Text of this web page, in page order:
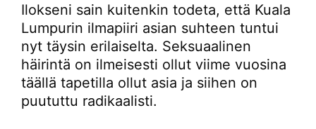
Ilokseni sain kuitenkin todeta, että Kuala
Lumpurin ilmapiiri asian suhteen tuntui
nyt täysin erilaiselta. Seksuaalinen
häirintä on ilmeisesti ollut viime vuosina
täällä tapetilla ollut asia ja siihen on
puututtu radikaalisti.